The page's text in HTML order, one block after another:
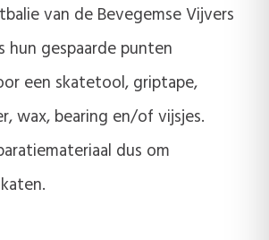
van de Bevegemse Vijvers
hun gespaarde punten
een skatetool, griptape,
wax, bearing en/of vijsjes.
dus om